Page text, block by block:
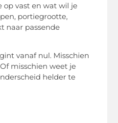
op vast en wat wil je
portiegrootte,
naar passende
vanaf nul. Misschien
misschien weet je
helder te